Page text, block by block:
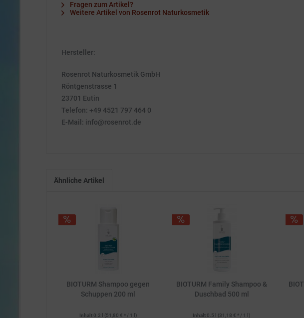
Fragen zum Artikel?
Weitere Artikel von Rosenrot Naturkosmetik
Hersteller:
Rosenrot Naturkosmetik GmbH
Röntgenstrasse 1
23701 Eutin
Telefon: +49 4521 797 464 0
E-Mail: info@rosenrot.de
Ähnliche Artikel
BIOTURM Shampoo gegen
Schuppen 200 ml
Inhalt 0.2 l (51,80 € * / 1 l)
BIOTURM Family Shampoo &
Duschbad 500 ml
Inhalt 0.5 l (31,18 € * / 1 l)